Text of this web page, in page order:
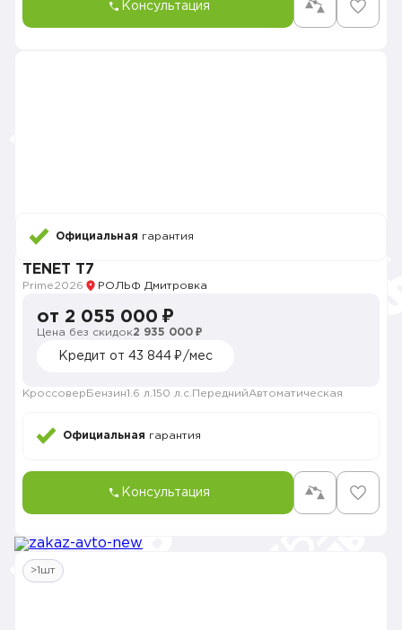
Консультация
Официальная гарантия
TENET T7
Prime2026 РОЛЬФ Дмитровка
от 2 055 000 ₽
Цена без скидок2 935 000 ₽
Кредит от 43 844 ₽/мес
Кроссовер Бензин1.6 л. 150 л.с. ПереднийАвтоматическая
Официальная гарантия
Консультация
>1шт